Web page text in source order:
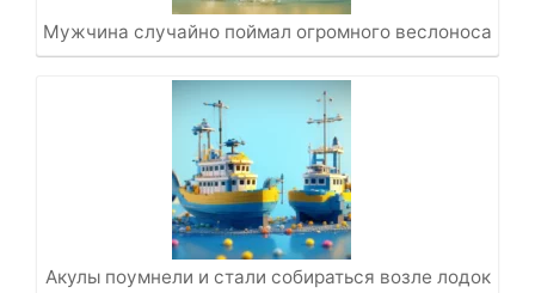
Мужчина случайно поймал огромного веслоноса
Акулы поумнели и стали собираться возле лодок